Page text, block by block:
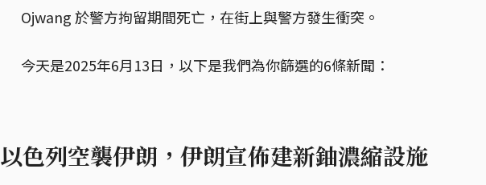
Ojwang 於警方拘留期間死亡，在街上與警方發生衝突。
今天是2025年6月13日，以下是我們為你篩選的6條新聞：
以色列空襲伊朗，伊朗宣佈建新鈾濃縮設施